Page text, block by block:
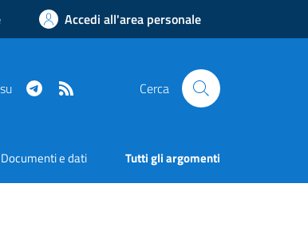
Accedi all'area personale
Telegram Cerca
Documenti e dati Tutti gli argomenti